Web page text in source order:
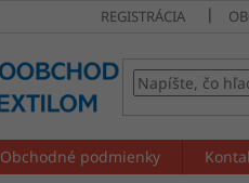
REGISTRÁCIA
Obchodné podmienky